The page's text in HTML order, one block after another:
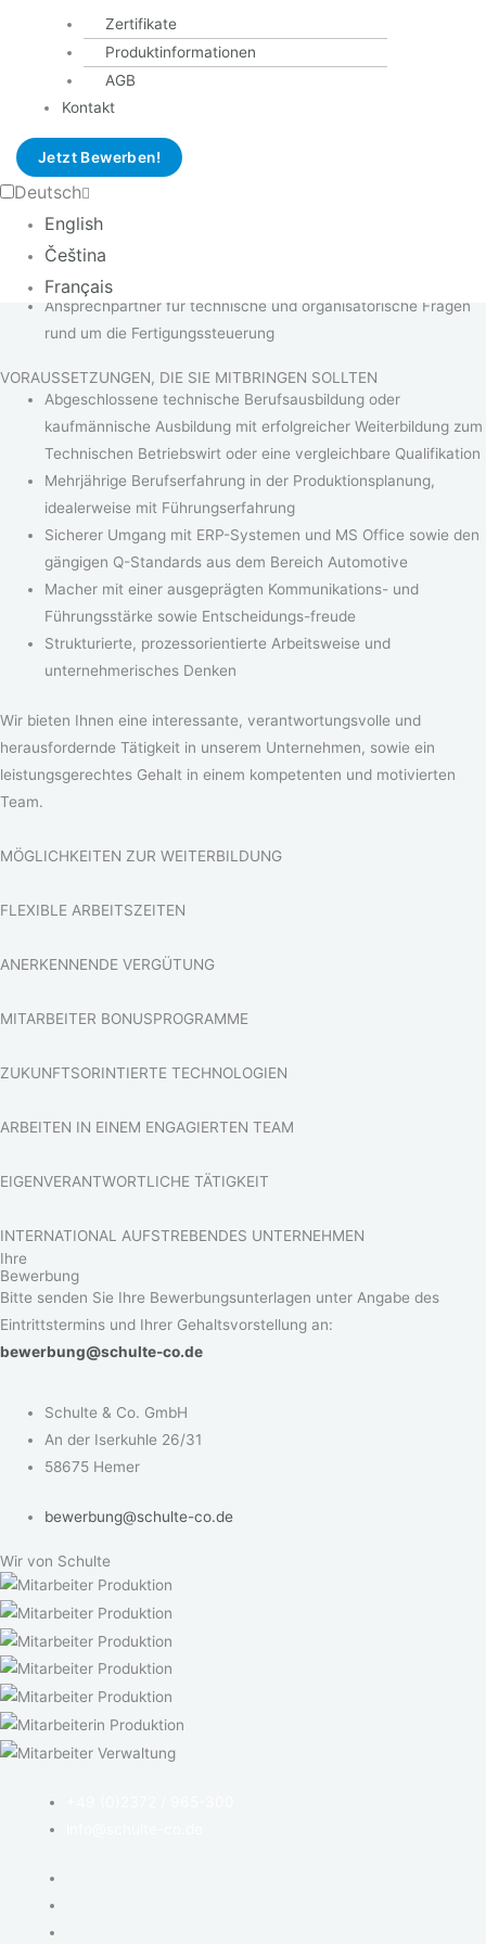
Zertifikate
Produktinformationen
AGB
Kontakt
Jetzt Bewerben!
Deutsch
English
Čeština
Français
Fertigungsplanung sowie deren laufende Optimierung
Sicherstellung einer termin-, kosten- und qualitätsgerechten
Auftragsabwicklung
Steuerung der Materialverfügbarkeit sowie Abstimmung mit
den Bereichen Einkauf, Fertigung, Qualität und Vertrieb sowie
den Auslandsstandorten innerhalb der Schulte-Gruppe
Analyse von Planabweichungen, Engpässen und Rückständen
sowie Einleitung geeigneter Maßnahmen
Mitarbeit an der Weiterentwicklung von Systemen, Prozessen
und Schnittstellen in der Produktionsplanung
Ansprechpartner für technische und organisatorische Fragen
rund um die Fertigungssteuerung
VORAUSSETZUNGEN, DIE SIE MITBRINGEN SOLLTEN
Abgeschlossene technische Berufsausbildung oder
kaufmännische Ausbildung mit erfolgreicher Weiterbildung zum
Technischen Betriebswirt oder eine vergleichbare Qualifikation
Mehrjährige Berufserfahrung in der Produktionsplanung,
idealerweise mit Führungserfahrung
Sicherer Umgang mit ERP-Systemen und MS Office sowie den
gängigen Q-Standards aus dem Bereich Automotive
Macher mit einer ausgeprägten Kommunikations- und
Führungsstärke sowie Entscheidungs-freude
Strukturierte, prozessorientierte Arbeitsweise und
unternehmerisches Denken
Wir bieten Ihnen eine interessante, verantwortungsvolle und
herausfordernde Tätigkeit in unserem Unternehmen, sowie ein
leistungsgerechtes Gehalt in einem kompetenten und motivierten
Team.
MÖGLICHKEITEN ZUR WEITER­BILDUNG
FLEXIBLE ARBEITSZEITEN
ANERKENNENDE VERGÜTUNG
MITARBEITER BONUSPROGRAMME
ZUKUNFTS­ORINTIERTE TECHNOLOGIEN
ARBEITEN IN EINEM ENGAGIERTEN TEAM
EIGENVERANT­WORTLICHE TÄTIGKEIT
INTERNATIONAL AUFSTREBENDES UNTERNEHMEN
Ihre
Bewerbung
Bitte senden Sie Ihre Bewerbungsunterlagen unter Angabe des
Eintrittstermins und Ihrer Gehaltsvorstellung an:
bewerbung@schulte-co.de
Schulte & Co. GmbH
An der Iserkuhle 26/31
58675 Hemer
bewerbung@schulte-co.de
Wir von Schulte